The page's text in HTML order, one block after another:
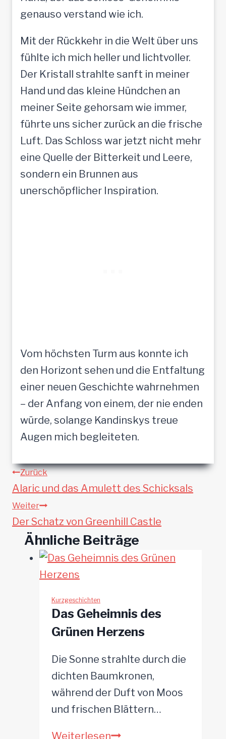
genauso verstand wie ich.
Mit der Rückkehr in die Welt über uns
fühlte ich mich heller und lichtvoller.
Der Kristall strahlte sanft in meiner
Hand und das kleine Hündchen an
meiner Seite gehorsam wie immer,
führte uns sicher zurück an die frische
Luft. Das Schloss war jetzt nicht mehr
eine Quelle der Bitterkeit und Leere,
sondern ein Brunnen aus
unerschöpflicher Inspiration.
Vom höchsten Turm aus konnte ich
den Horizont sehen und die Entfaltung
einer neuen Geschichte wahrnehmen
– der Anfang von einem, der nie enden
würde, solange Kandinskys treue
Augen mich begleiteten.
Beitragsnavigation
Zurück
Alaric und das Amulett des Schicksals
Weiter
Der Schatz von Greenhill Castle
Ähnliche Beiträge
Kurzgeschichten
Das Geheimnis des
Grünen Herzens
Die Sonne strahlte durch die
dichten Baumkronen,
während der Duft von Moos
und frischen Blättern…
WeiterlesenDas